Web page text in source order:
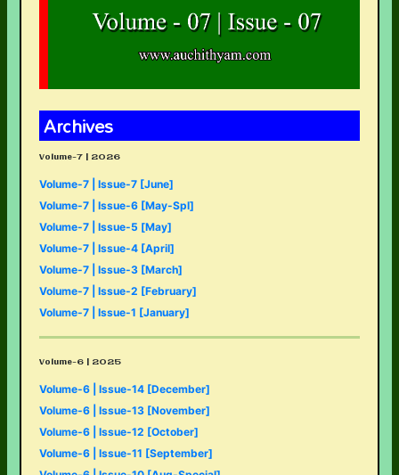
Archives
Volume-7 | 2026
Volume-7 | Issue-7 [June]
Volume-7 | Issue-6 [May-Spl]
Volume-7 | Issue-5 [May]
Volume-7 | Issue-4 [April]
Volume-7 | Issue-3 [March]
Volume-7 | Issue-2 [February]
Volume-7 | Issue-1 [January]
Volume-6 | 2025
Volume-6 | Issue-14 [December]
Volume-6 | Issue-13 [November]
Volume-6 | Issue-12 [October]
Volume-6 | Issue-11 [September]